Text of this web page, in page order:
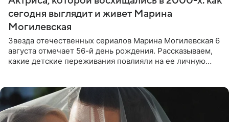
сегодня выглядит и живет Марина
Могилевская
Звезда отечественных сериалов Марина Могилевская 6
августа отмечает 56-й день рождения. Рассказываем,
какие детские переживания повлияли на ее личную